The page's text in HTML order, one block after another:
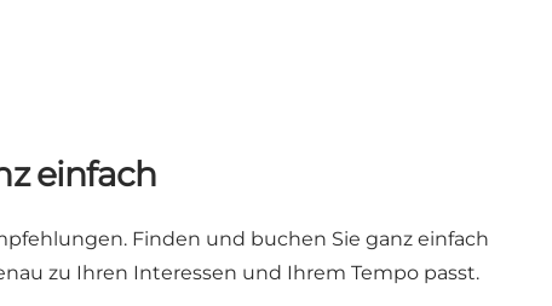
einfach
Finden und buchen Sie ganz einfach
zu Ihren Interessen und Ihrem Tempo passt.